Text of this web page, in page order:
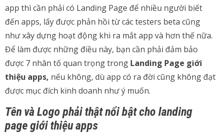
app thì cần phải có Landing Page để nhiều người biết
đến apps, lấy được phản hồi từ các testers beta cũng
như xây dựng hoạt động khi ra mắt app và hơn thế nữa.
Để làm được những điều này, bạn cần phải đảm bảo
được 7 nhân tố quan trọng trong Landing Page giới
thiệu apps, nếu không, dù app có ra đời cũng không đạt
được mục đích kinh doanh như ý muốn.
Tên và Logo phải thật nổi bật cho landing
page giới thiệu apps